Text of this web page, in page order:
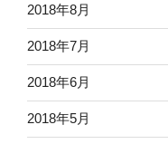
2018年8月
2018年7月
2018年6月
2018年5月